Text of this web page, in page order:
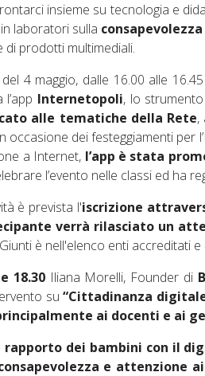
insieme su tecnologia e
laboratori sulla
di prodotti multimediali.
4 maggio, dalle 16.00 alle
Internetopoli, lo
alle tematiche della Rete,
occasione dei festeggiamenti per
a Internet, l’app è stata
l’evento nelle classi ed ha
è prevista l'iscrizione
verrà rilasciato un
è nell'elenco enti accreditati
18.30Iliana Morelli, Founder di
su“Cittadinanza
ai docenti e ai
rapporto dei bambini con il
e attenzione